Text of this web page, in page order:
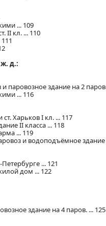
... 109
II кл. ... 110
д.:
паровозное здание на 2
... 116
Харьков I кл. ... 117
II класса ... 118
... 119
и водоподъёмное здание
... 121
дом ... 122
здание на 4 паров. ... 125